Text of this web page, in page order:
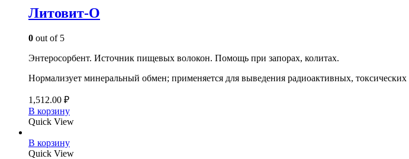
Литовит-О
0 out of 5
Энтеросорбент. Источник пищевых волокон. Помощь при запорах, колитах.
Нормализует минеральный обмен; применяется для выведения радиоактивных,
1,512.00 ₽
В корзину
Quick View
В корзину
Quick View